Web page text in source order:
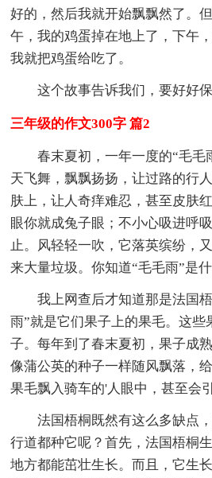
好的，然后我就开始飘飘然了。
午，我的鸡蛋掉在地上了，下午
我就把鸡蛋给吃了。
这个故事告诉我们，要好好保
三年级的作文300字 篇2
春末夏初，一年一度的“毛毛
天飞舞，飘飘扬扬，让过路的行
肤上，让人奇痒难忍，甚至皮肤
眼你就成兔子眼；不小心吸进呼
止。风轻轻一吹，它落英缤纷，
来大量垃圾。你知道“毛毛雨”是
我上网查后才知道那是法国
雨”就是它们果子上的果毛。这些
子。每年到了春末夏初，果子成
像蒲公英的种子一样随风飘落，
果毛飘入骑车的'人眼中，甚至会
法国梧桐既然有这么多缺点
行道都种它呢？首先，法国梧桐
地方都能茁壮生长。而且，它生